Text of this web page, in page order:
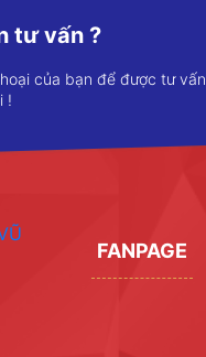
tư vấn ?
của bạn để được tư vấn
!
FANPAGE